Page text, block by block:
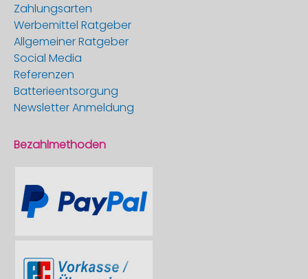
Zahlungsarten
Werbemittel Ratgeber
Allgemeiner Ratgeber
Social Media
Referenzen
Batterieentsorgung
Newsletter Anmeldung
Bezahlmethoden